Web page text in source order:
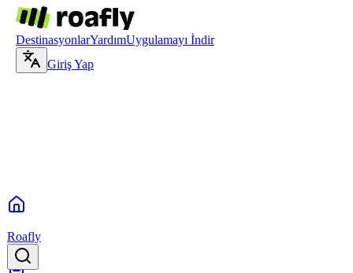
DestinasyonlarYardımUygulamayı İndir
Giriş Yap
Roafly